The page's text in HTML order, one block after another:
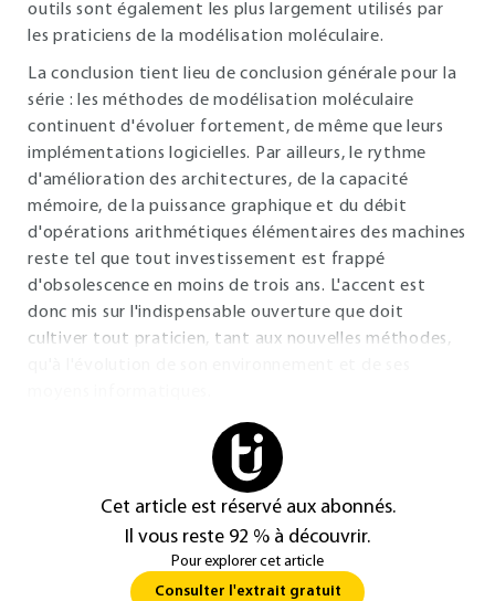
outils sont également les plus largement utilisés par
les praticiens de la modélisation moléculaire.
La conclusion tient lieu de conclusion générale pour la
série : les méthodes de modélisation moléculaire
continuent d'évoluer fortement, de même que leurs
implémentations logicielles. Par ailleurs, le rythme
d'amélioration des architectures, de la capacité
mémoire, de la puissance graphique et du débit
d'opérations arithmétiques élémentaires des machines
reste tel que tout investissement est frappé
d'obsolescence en moins de trois ans. L'accent est
donc mis sur l'indispensable ouverture que doit
cultiver tout praticien, tant aux nouvelles méthodes,
Cet article est réservé aux abonnés.
Il vous reste 92 % à découvrir.
Pour explorer cet article
Consulter l'extrait gratuit